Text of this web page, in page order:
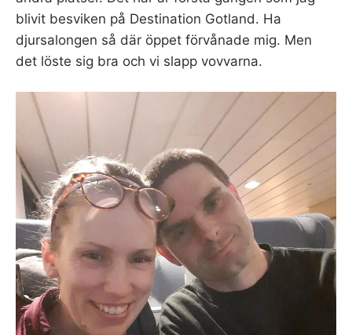
blivit besviken på Destination Gotland. Ha
djursalongen så där öppet förvånade mig. Men
det löste sig bra och vi slapp vovvarna.